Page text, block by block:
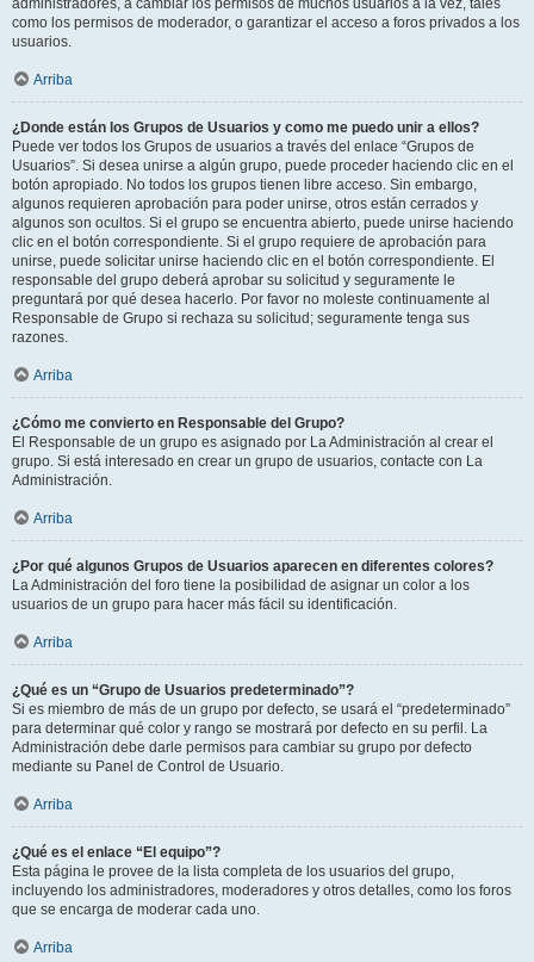
administradores, a cambiar los permisos de muchos usuarios a la vez, tales
como los permisos de moderador, o garantizar el acceso a foros privados a los
usuarios.
Arriba
¿Donde están los Grupos de Usuarios y como me puedo unir a ellos?
Puede ver todos los Grupos de usuarios a través del enlace “Grupos de
Usuarios”. Si desea unirse a algún grupo, puede proceder haciendo clic en el
botón apropiado. No todos los grupos tienen libre acceso. Sin embargo,
algunos requieren aprobación para poder unirse, otros están cerrados y
algunos son ocultos. Si el grupo se encuentra abierto, puede unirse haciendo
clic en el botón correspondiente. Si el grupo requiere de aprobación para
unirse, puede solicitar unirse haciendo clic en el botón correspondiente. El
responsable del grupo deberá aprobar su solicitud y seguramente le
preguntará por qué desea hacerlo. Por favor no moleste continuamente al
Responsable de Grupo si rechaza su solicitud; seguramente tenga sus
razones.
Arriba
¿Cómo me convierto en Responsable del Grupo?
El Responsable de un grupo es asignado por La Administración al crear el
grupo. Si está interesado en crear un grupo de usuarios, contacte con La
Administración.
Arriba
¿Por qué algunos Grupos de Usuarios aparecen en diferentes colores?
La Administración del foro tiene la posibilidad de asignar un color a los
usuarios de un grupo para hacer más fácil su identificación.
Arriba
¿Qué es un “Grupo de Usuarios predeterminado”?
Si es miembro de más de un grupo por defecto, se usará el “predeterminado”
para determinar qué color y rango se mostrará por defecto en su perfil. La
Administración debe darle permisos para cambiar su grupo por defecto
mediante su Panel de Control de Usuario.
Arriba
¿Qué es el enlace “El equipo”?
Esta página le provee de la lista completa de los usuarios del grupo,
incluyendo los administradores, moderadores y otros detalles, como los foros
que se encarga de moderar cada uno.
Arriba